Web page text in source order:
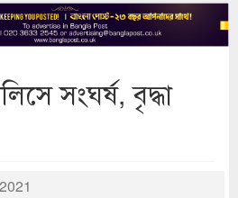
সংঘর্ষ, বৃদ্ধা